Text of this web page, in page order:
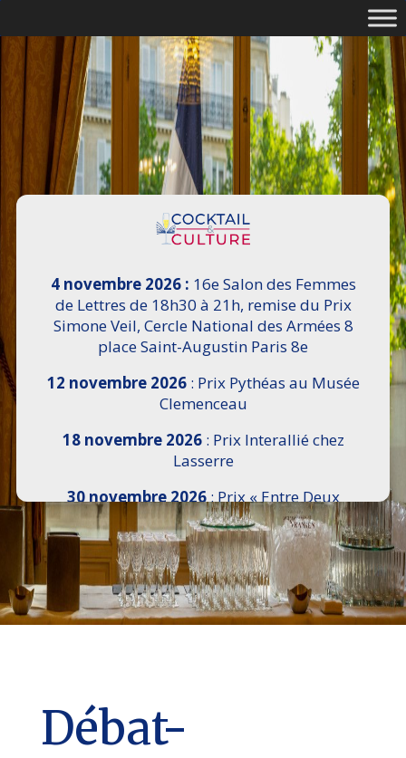
4 novembre 2026 : 16e Salon des Femmes
de Lettres de 18h30 à 21h, remise du Prix
Simone Veil, Cercle National des Armées 8
place Saint-Augustin Paris 8e
12 novembre 2026: Prix Pythéas au Musée
Clemenceau
18 novembre 2026: Prix Interallié chez
Lasserre
30 novembre 2026: Prix « Entre Deux
Rives » I Scemi Astutti au Sénat
7 décembre 2026 :16e Salon de l’Histoire de
18h30 à 21h, remise du Prix du Guesclin,
Cercle National des Armées 8 place Saint-
Augustin Paris 8e
Débat-